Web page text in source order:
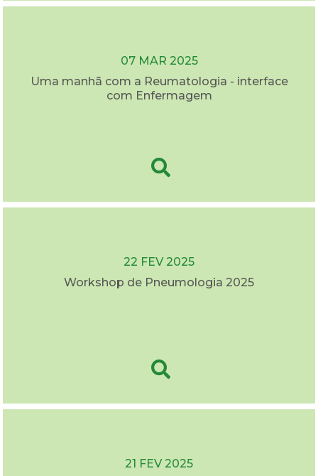
07 MAR 2025
Uma manhã com a Reumatologia - interface
com Enfermagem
22 FEV 2025
Workshop de Pneumologia 2025
21 FEV 2025